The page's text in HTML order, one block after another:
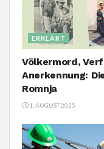
ERKLÄRT
Völkermord,
Anerkennung:
Romnja
1. AUGUST 2025